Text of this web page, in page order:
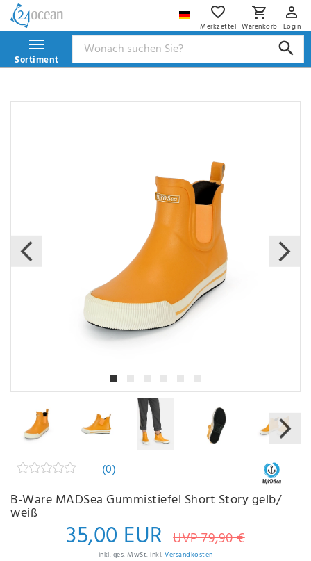
Merkzettel Warenkorb Login
Sortiment
(0)
B-Ware MADSea Gummistiefel Short Story gelb/
weiß
35,00 EUR UVP 79,90 €
inkl. ges. MwSt. inkl. Versandkosten